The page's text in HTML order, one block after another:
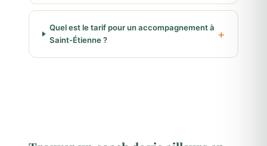
Quel est le tarif pour un accompagnement à
Saint-Étienne ?